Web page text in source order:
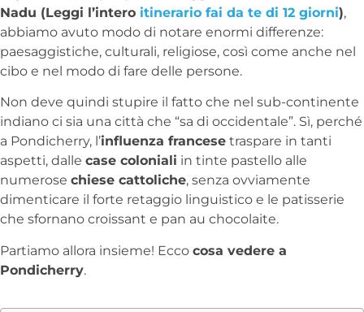
Nadu (Leggi l’intero itinerario fai da te di 12 giorni),
abbiamo avuto modo di notare enormi differenze:
paesaggistiche, culturali, religiose, così come anche nel
cibo e nel modo di fare delle persone.
Non deve quindi stupire il fatto che nel sub-continente
indiano ci sia una città che “sa di occidentale”. Sì, perché
a Pondicherry, l’influenza francese traspare in tanti
aspetti, dalle case coloniali in tinte pastello alle
numerose chiese cattoliche, senza ovviamente
dimenticare il forte retaggio linguistico e le patisserie
che sfornano croissant e pan au chocolaite.
Partiamo allora insieme! Ecco cosa vedere a
Pondicherry.